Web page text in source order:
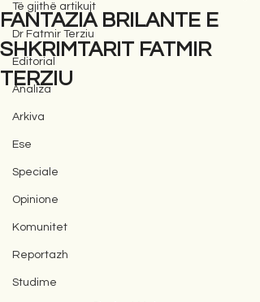
Të gjithë artikujt
Dr Fatmir Terziu
Editorial
Analiza
Arkiva
Ese
Speciale
Opinione
Komunitet
Reportazh
Studime
FANTAZIA BRILANTE E
SHKRIMTARIT FATMIR
TERZIU